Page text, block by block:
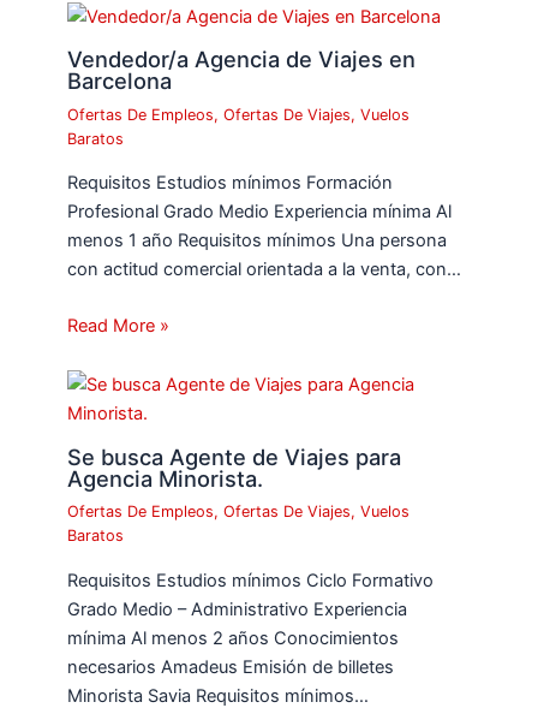
Vendedor/a Agencia de Viajes en
Barcelona
Ofertas De Empleos,Ofertas De Viajes,Vuelos
Baratos
Requisitos Estudios mínimos Formación
Profesional Grado Medio Experiencia mínima Al
menos 1 año Requisitos mínimos Una persona
con actitud comercial orientada a la venta, con…
Read More »
Se busca Agente de Viajes para
Agencia Minorista.
Ofertas De Empleos,Ofertas De Viajes,Vuelos
Baratos
Requisitos Estudios mínimos Ciclo Formativo
Grado Medio – Administrativo Experiencia
mínima Al menos 2 años Conocimientos
necesarios Amadeus Emisión de billetes
Minorista Savia Requisitos mínimos…